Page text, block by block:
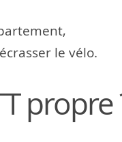
le vélo.
propre